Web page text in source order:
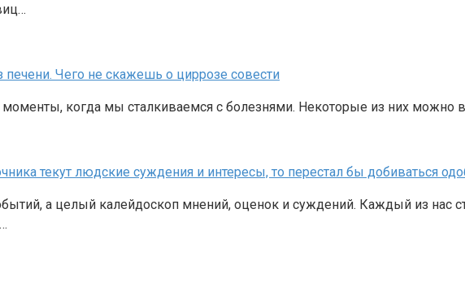
печени. Чего не скажешь о циррозе совести
когда мы сталкиваемся с болезнями. Некоторые из них можно
текут людские суждения и интересы, то перестал бы добиваться
а целый калейдоскоп мнений, оценок и суждений. Каждый из нас